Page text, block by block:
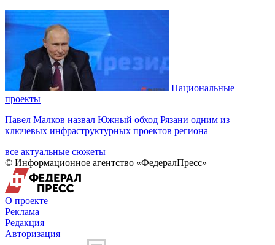
Национальные
проекты
Павел Малков назвал Южный обход Рязани одним из
ключевых инфраструктурных проектов региона
все актуальные сюжеты
© Информационное агентство «ФедералПресс»
О проекте
Реклама
Редакция
Авторизация